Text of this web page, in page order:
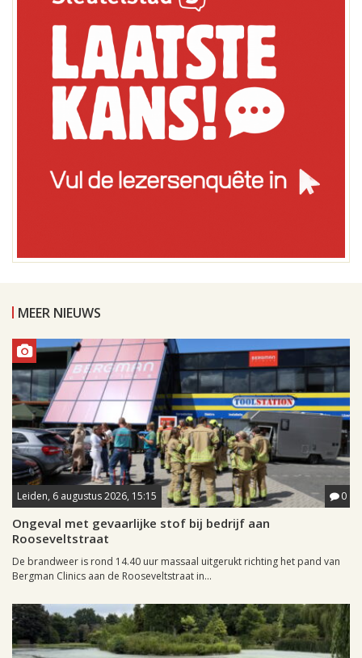
MEER NIEUWS
Leiden, 6 augustus 2026, 15:15 0
Ongeval met gevaarlijke stof bij bedrijf aan
Rooseveltstraat
De brandweer is rond 14.40 uur massaal uitgerukt richting het pand van
Bergman Clinics aan de Rooseveltstraat in...